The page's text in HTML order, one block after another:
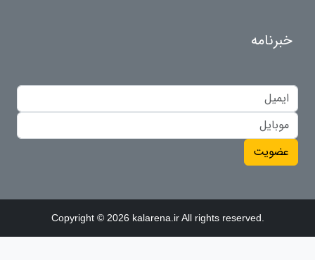
خبرنامه
عضویت
Copyright © 2026 kalarena.ir All rights reserved.